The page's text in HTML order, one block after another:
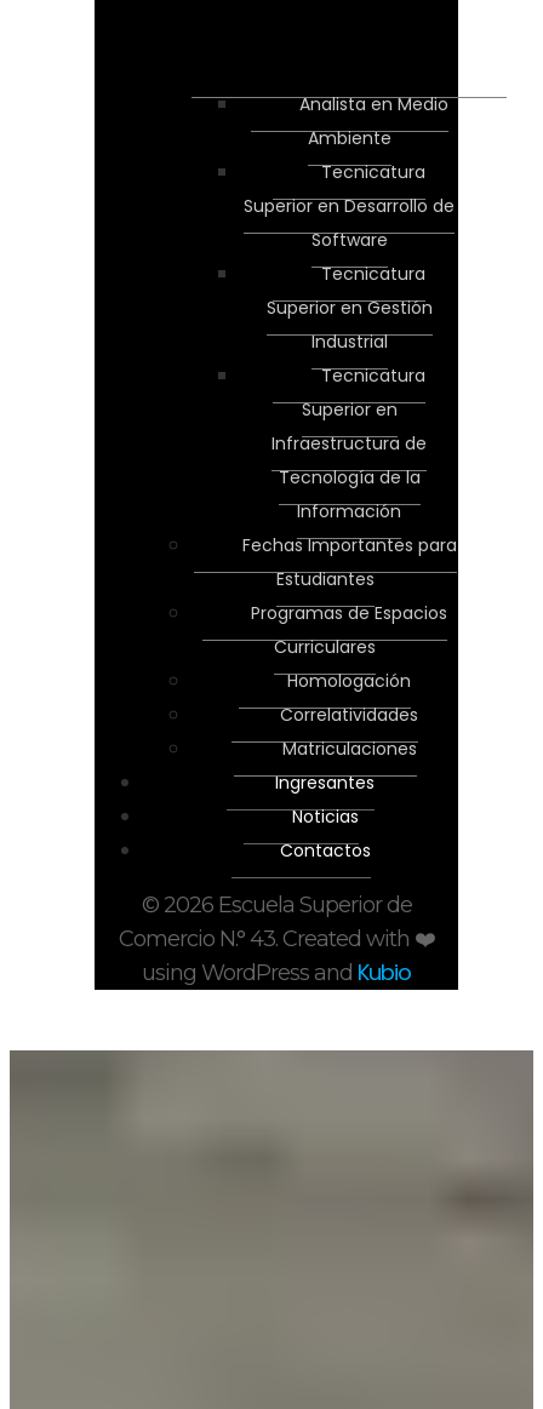
Analista en Medio
Ambiente
Tecnicatura
Superior en Desarrollo de
Software
Tecnicatura
Superior en Gestión
Industrial
Tecnicatura
Superior en
Infraestructura de
Tecnología de la
Información
Fechas Importantes para
Estudiantes
Programas de Espacios
Curriculares
Homologación
Correlatividades
Matriculaciones
Ingresantes
Noticias
Contactos
© 2026 Escuela Superior de
Comercio N.° 43. Created with ❤️
using WordPress and Kubio